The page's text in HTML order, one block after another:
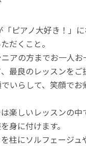
ピアノ大好き！」
だくこと。
アの方までお一人お
最良のレッスンをご
いらして、笑顔でお
楽しいレッスンの中
身に付けます。
柱にソルフェージュ